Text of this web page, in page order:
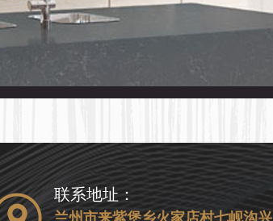
联系地址：
兰州市来紫堡乡火家店村七岘沟兴